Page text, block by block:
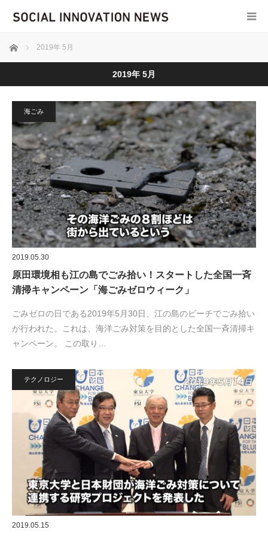
ホーム 2019年 5月
2019年 5月
海ごみ
2019.05.30
原田環境相も江の島でごみ拾い！スタートした全国一斉
清掃キャンペーン「海ごみゼロウィーク」
ごみゼロの日である2019年5月30日、江の島のビーチでごみ拾い
が行われた。これは、海洋ごみ対策を目的とした全国一斉清掃キ
ャンペーン。 この取り…
テクノロジー
2019.05.15